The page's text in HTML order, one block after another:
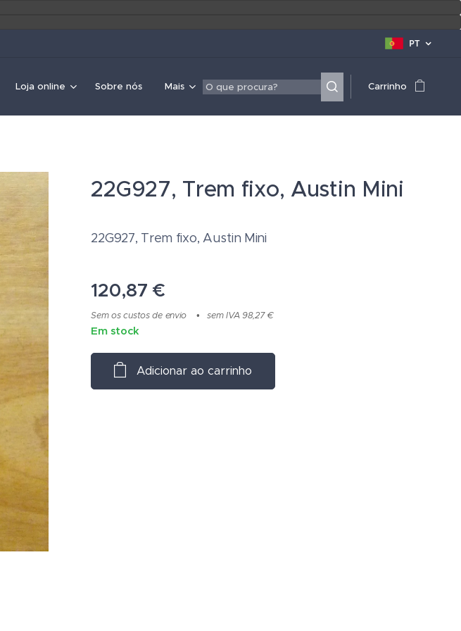
PT
Loja online Sobre nós Mais Carrinho
22G927, Trem fixo, Austin Mini
22G927, Trem fixo, Austin Mini
120,87 €
Sem os custos de envio sem IVA 98,27 €
Em stock
Adicionar ao carrinho